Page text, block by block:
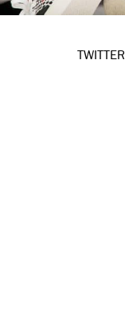
TWITTER